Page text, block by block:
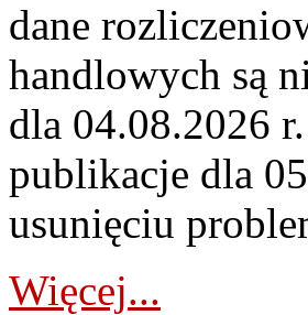
dane
handlowych są
dla 04.08.2026
publikacje dla
usunięciu
Więcej...